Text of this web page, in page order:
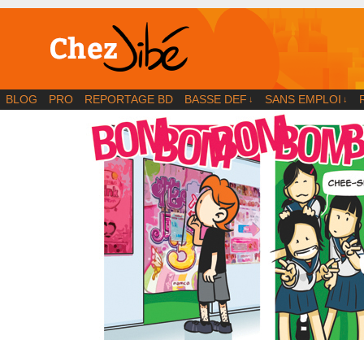
BD | Illustration | Blog
BLOG PRO REPORTAGE BD BASSE DEF ↓ SANS EMPLOI ↓